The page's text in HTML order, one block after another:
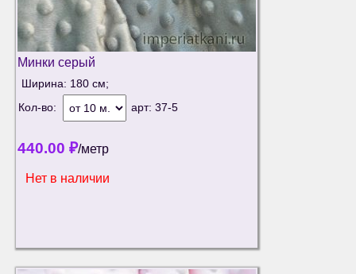
Минки серый
Ширина: 180 см;
Кол-во:
арт: 37-5
440.00 ₽/метр
Нет в наличии